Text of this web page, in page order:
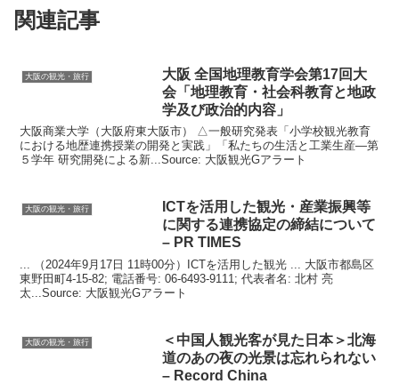
関連記事
大阪の観光・旅行 大阪 全国地理教育学会第17回大
会「地理教育・社会科教育と地政
学及び政治的内容」
大阪商業大学（大阪府東大阪市） △一般研究発表「小学校観光教育
における地歴連携授業の開発と実践」「私たちの生活と工業生産―第
５学年 研究開発による新...Source: 大阪観光Gアラート
大阪の観光・旅行 ICTを活用した観光 ・産業振興等
に関する連携協定の締結について
– PR TIMES
... （2024年9月17日 11時00分）ICTを活用した観光 ... 大阪市都島区
東野田町4-15-82; 電話番号: 06-6493-9111; 代表者名: 北村 亮
太...Source: 大阪観光Gアラート
大阪の観光・旅行 ＜中国人観光客が見た日本＞北海
道のあの夜の光景は忘れられない
– Record China